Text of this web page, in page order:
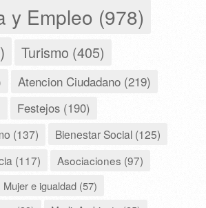
y Empleo (978)
Turismo (405)
Atencion Ciudadano (219)
Festejos (190)
(137)
Bienestar Social (125)
(117)
Asociaciones (97)
Mujer e igualdad (57)